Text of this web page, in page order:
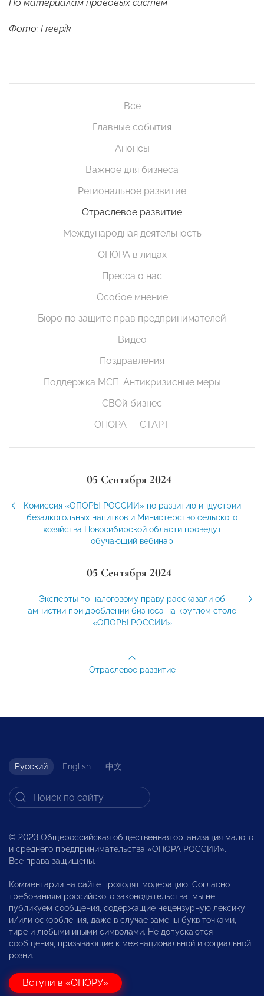
По материалам правовых систем
Фото: Freepik
Все
Главные события
Анонсы
Важное для бизнеса
Региональное развитие
Отраслевое развитие
Международная деятельность
ОПОРА в лицах
Пресса о нас
Особое мнение
Бюро по защите прав предпринимателей
Видео
Поздравления
Поддержка МСП. Антикризисные меры
СВОй бизнес
ОПОРА — СТАРТ
05 Сентября 2024
Комиссия «ОПОРЫ РОССИИ» по развитию индустрии
безалкогольных напитков и Министерство сельского
хозяйства Новосибирской области проведут
обучающий вебинар
05 Сентября 2024
​​Эксперты по налоговому праву рассказали об
амнистии при дроблении бизнеса на круглом столе
«ОПОРЫ РОССИИ»
Отраслевое развитие
Русский English 中文
© 2023 Общероссийская общественная организация малого
и среднего предпринимательства «ОПОРА РОССИИ».
Все права защищены.
Комментарии на сайте проходят модерацию. Согласно
требованиям российского законодательства, мы не
публикуем сообщения, содержащие нецензурную лексику
и/или оскорбления, даже в случае замены букв точками,
тире и любыми иными символами. Не допускаются
сообщения, призывающие к межнациональной и социальной
розни.
Вступи в «ОПОРУ»